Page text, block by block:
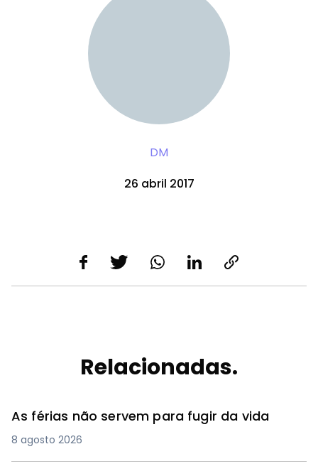
DM
26 abril 2017
Relacionadas.
As férias não servem para fugir da vida
8 agosto 2026